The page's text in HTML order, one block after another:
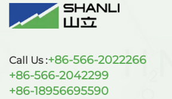
Call Us :+86-566-2022266
+86-566-2042299
+86-18956695590